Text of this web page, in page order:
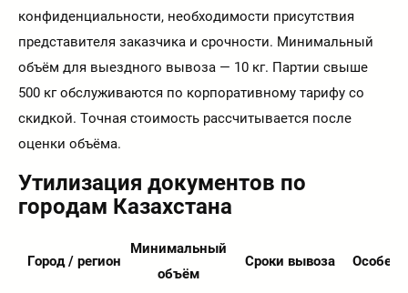
конфиденциальности, необходимости присутствия
представителя заказчика и срочности. Минимальный
объём для выездного вывоза — 10 кг. Партии свыше
500 кг обслуживаются по корпоративному тарифу со
скидкой. Точная стоимость рассчитывается после
оценки объёма.
Утилизация документов по
городам Казахстана
Город / регион
Минимальный
объём
Сроки вывоза